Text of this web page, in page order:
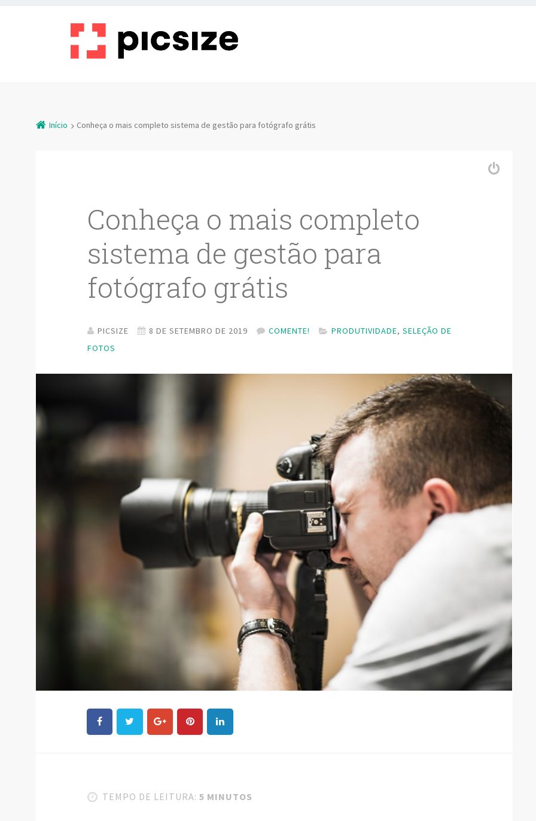
Início Conheça o mais completo sistema de gestão para fotógrafo grátis
Conheça o mais completo
sistema de gestão para
fotógrafo grátis
PICSIZE 8 DE SETEMBRO DE 2019 COMENTE! PRODUTIVIDADE,SELEÇÃO DE
FOTOS
TEMPO DE LEITURA: 5 MINUTOS